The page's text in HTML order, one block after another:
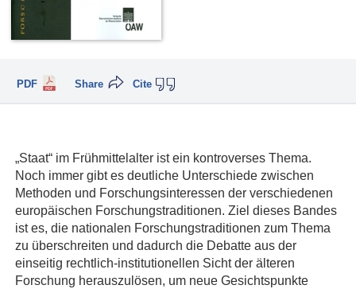
PDF Cite
Share
„Staat“ im Frühmittelalter ist ein kontroverses Thema.
Noch immer gibt es deutliche Unterschiede zwischen
Methoden und Forschungsinteressen der verschiedenen
europäischen Forschungstraditionen. Ziel dieses Bandes
ist es, die nationalen Forschungstraditionen zum Thema
zu überschreiten und dadurch die Debatte aus der
einseitig rechtlich-institutionellen Sicht der älteren
Forschung herauszulösen, um neue Gesichtspunkte